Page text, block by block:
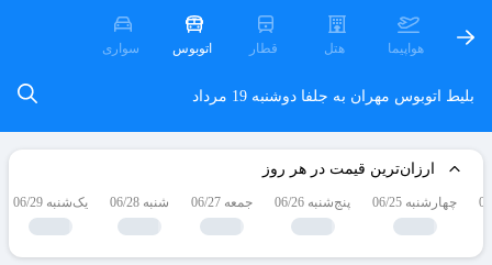
هواپیما هتل قطار اتوبوس سواری
بلیط اتوبوس مهران به جلفا دوشنبه 19 مرداد
ارزان‌ترین قیمت در هر روز
چهارشنبه 06/25 پنج‌شنبه 06/26 جمعه 06/27 شنبه 06/28 یک‌شنبه 06/29